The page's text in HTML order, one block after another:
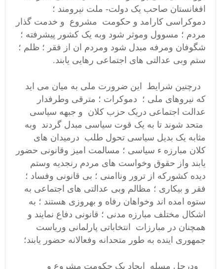
افغانستان صاحب یک دولت- ملت نیرومند ؛
دموکراسی کارامد و حکومت مشروع و خدمت گذار
مردم ؛ مسوول وموثر شود وبه یک کشور پیشرفته ؛
شگوفان ومرفه مبدل شود ومردم ان از فقر ؛ ظلم ؛
ستم وبی عدالتی های اجتماعی رهایی یابند.
درچنین شرایط این ضرورت ملی به میان می اید
که نیروهای ملی ؛ دموکرات ؛ مترقی وطرفدار
عدالت اجتماعی دریک حزب کلان و جبهه سیاسی
متحد شوند تا به یک قوت سیاسی مبدل گردند وبه
مثابه یک بدیل سیاسی تحول طلب درمیدان های
کلان مبارزه ء سیاسی ؛ مسالمت امیز وقانونی حضور
یابند واز حقوق وخواست های مردم رنجدیه وستم
دیده کشورکه از ترور وناامنی ؛ بی قانونی وفساد ؛
فقر و بیکاری ؛ مظالم وبی عدالتی های اجتماعی به
ستوه امده اند وخواهان رفاه و بهروزی هستند ؛ به
اشکال مختلف مبارزه مدنی ؛ قانونی دفاع نمایند و
همچنان در مبارزات انتخاباتی پارلمانی وریاست
جمهوری اینده به طور متحدانه وفعالانه حضور یابند؛
ودرحل مسله ایجاد یک حکومت مشروع و